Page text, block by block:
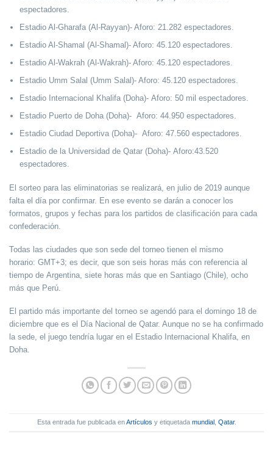
espectadores.
Estadio Al-Gharafa (Al-Rayyan)- Aforo: 21.282 espectadores.
Estadio Al-Shamal (Al-Shamal)- Aforo: 45.120 espectadores.
Estadio Al-Wakrah (Al-Wakrah)- Aforo: 45.120 espectadores.
Estadio Umm Salal (Umm Salal)- Aforo: 45.120 espectadores.
Estadio Internacional Khalifa (Doha)- Aforo: 50 mil espectadores.
Estadio Puerto de Doha (Doha)- Aforo: 44.950 espectadores.
Estadio Ciudad Deportiva (Doha)- Aforo: 47.560 espectadores.
Estadio de la Universidad de Qatar (Doha)- Aforo:43.520
espectadores.
El sorteo para las eliminatorias se realizará, en julio de 2019 aunque
falta el día por confirmar. En ese evento se darán a conocer los
formatos, grupos y fechas para los partidos de clasificación para cada
confederación.
Todas las ciudades que son sede del torneo tienen el mismo
horario: GMT+3; es decir, que son seis horas más con referencia al
tiempo de Argentina siete horas más que en Santiago (Chile), ocho
más que Perú
El partido más importante del torneo se agendó para el domingo 18 de
diciembre que es el Día Nacional de Qatar. Aunque no se ha confirmado
la sede, el juego tendría lugar en el Estadio Internacional Khalifa, en
Doha.
Esta entrada fue publicada enArtículos y etiquetada mundial, Qatar.